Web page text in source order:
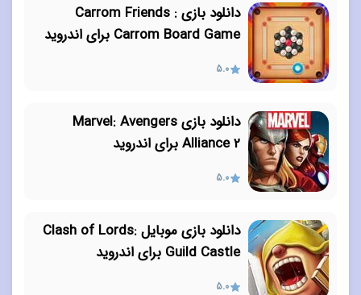
دانلود بازی Carrom Friends :
Carrom Board Game برای اندروید
5.0
دانلود بازی Marvel: Avengers
Alliance 2 برای اندروید
5.0
دانلود بازی موبایل Clash of Lords:
Guild Castle برای اندروید
5.0